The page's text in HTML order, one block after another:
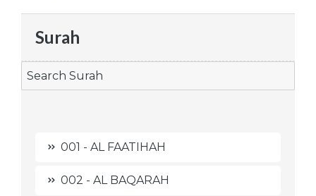
Surah
001 - AL FAATIHAH
002 - AL BAQARAH